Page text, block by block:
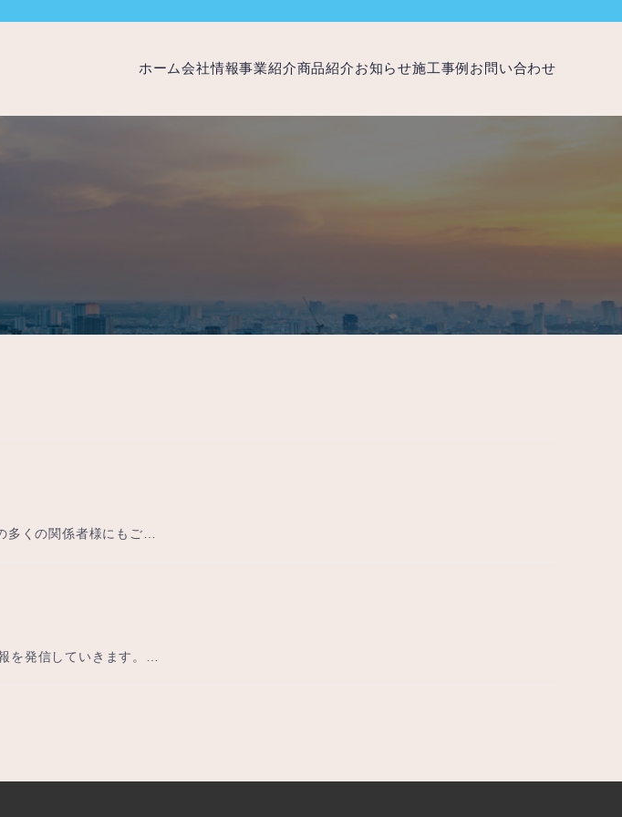
ホーム会社情報事業紹介商品紹介お知らせ施工事例 お問い合わせ
多くの関係者様にもご…
発信していきます。…